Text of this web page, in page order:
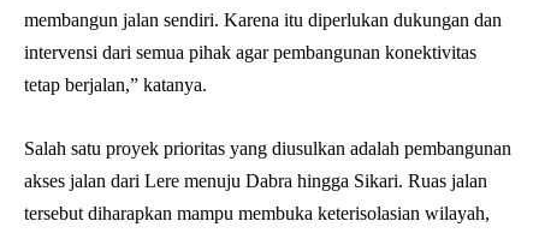
membangun jalan sendiri. Karena itu diperlukan dukungan dan
intervensi dari semua pihak agar pembangunan konektivitas
tetap berjalan,” katanya.
Salah satu proyek prioritas yang diusulkan adalah pembangunan
akses jalan dari Lere menuju Dabra hingga Sikari. Ruas jalan
tersebut diharapkan mampu membuka keterisolasian wilayah,